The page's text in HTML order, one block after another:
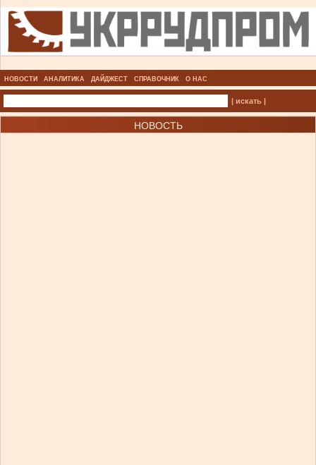
НОВОСТИ АНАЛИТИКА ДАЙДЖЕСТ СПРАВОЧНИК О НАС
| искать |
НОВОСТЬ